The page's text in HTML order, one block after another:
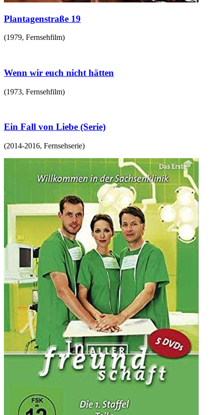
Plantagenstraße 19
(1979, Fernsehfilm)
Wenn wir euch nicht hätten
(1973, Fernsehfilm)
Ein Fall von Liebe (Serie)
(2014-2016, Fernsehserie)